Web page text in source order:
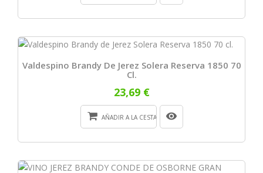
Valdespino Brandy De Jerez Solera Reserva 1850 70
Cl.
23,69 €
AÑADIR A LA CESTA